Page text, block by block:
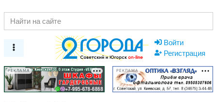
Войти
Регистрация
РЕКЛАМА РЕКЛАМА